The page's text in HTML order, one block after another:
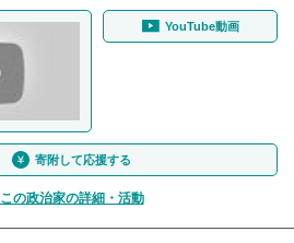
YouTube動画
寄附して応援する
この政治家の詳細・活動